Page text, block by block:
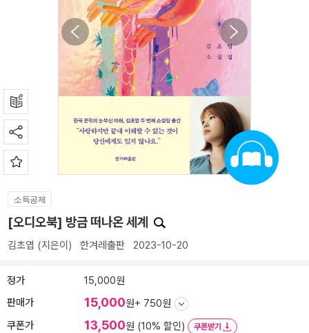
소득공제
[오디오북] 방금 떠나온 세계
김초엽 (지은이) 한겨레출판 2023-10-20
정가
15,000원
판매가
15,000원+ 750원
쿠폰가
13,500원 (10% 할인) 쿠폰받기